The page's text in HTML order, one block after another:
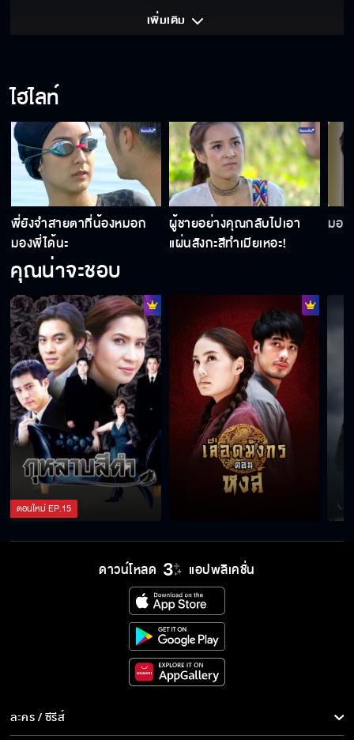
เพิ่มเติม
ไฮไลท์
พี่ยังจำสายตาที่น้องหมอก
มองพี่ได้นะ
ผู้ชายอย่างคุณกลับไปเอา
แผ่นสังกะสีทำเมียเหอะ!
มอง
คุณน่าจะชอบ
ตอนใหม่EP.15
ดาวน์โหลด แอปพลิเคชั่น
ละคร / ซีรีส์